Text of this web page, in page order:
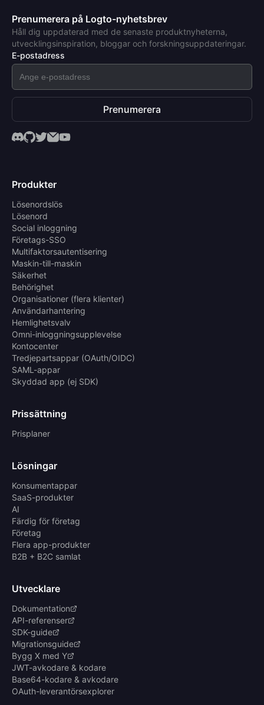
Prenumerera på Logto-nyhetsbrev
Håll dig uppdaterad med de senaste produktnyheterna,
utvecklingsinspiration, bloggar och forskningsuppdateringar.
E-postadress
Prenumerera
Produkter
Lösenordslös
Lösenord
Social inloggning
Företags-SSO
Multifaktorsautentisering
Maskin-till-maskin
Säkerhet
Behörighet
Organisationer (flera klienter)
Användarhantering
Hemlighetsvalv
Omni-inloggningsupplevelse
Kontocenter
Tredjepartsappar (OAuth/OIDC)
SAML-appar
Skyddad app (ej SDK)
Prissättning
Prisplaner
Lösningar
Konsumentappar
SaaS-produkter
AI
Färdig för företag
Företag
Flera app-produkter
B2B + B2C samlat
Utvecklare
Dokumentation
API-referenser
SDK-guide
Migrationsguide
Bygg X med Y
JWT-avkodare & kodare
Base64-kodare & avkodare
OAuth-leverantörsexplorer